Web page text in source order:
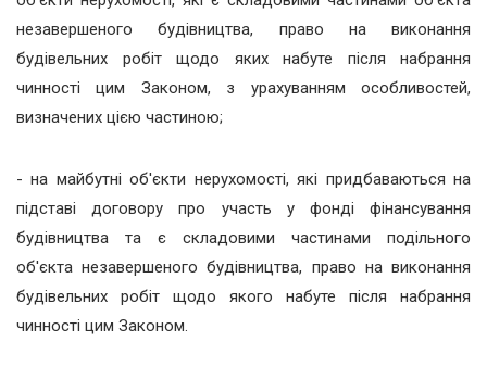
незавершеного будівництва, право на виконання
будівельних робіт щодо яких набуте після набрання
чинності цим Законом, з урахуванням особливостей,
визначених цією частиною;
- на майбутні об'єкти нерухомості, які придбаваються на
підставі договору про участь у фонді фінансування
будівництва та є складовими частинами подільного
об'єкта незавершеного будівництва, право на виконання
будівельних робіт щодо якого набуте після набрання
чинності цим Законом.